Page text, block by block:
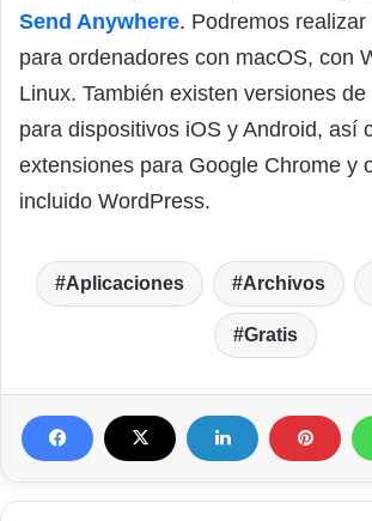
Send Anywhere. Podremos
para ordenadores con macOS, con
Linux. También existen versiones
para dispositivos iOS y Android, así
extensiones para Google Chrome y
incluido WordPress.
Aplicaciones Archivos
Gratis